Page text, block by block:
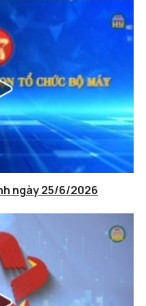
ngày 25/6/2026